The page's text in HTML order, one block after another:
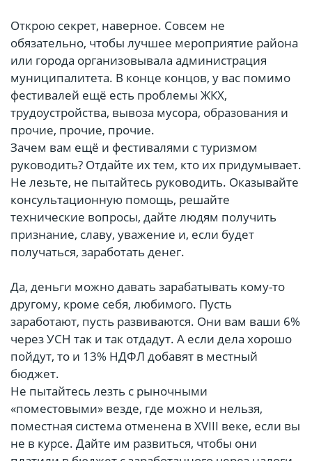
Открою секрет, наверное. Совсем не
обязательно, чтобы лучшее мероприятие района
или города организовывала администрация
муниципалитета. В конце концов, у вас помимо
фестивалей ещё есть проблемы ЖКХ,
трудоустройства, вывоза мусора, образования и
прочие, прочие, прочие.
Зачем вам ещё и фестивалями с туризмом
руководить? Отдайте их тем, кто их придумывает.
Не лезьте, не пытайтесь руководить. Оказывайте
консультационную помощь, решайте
технические вопросы, дайте людям получить
признание, славу, уважение и, если будет
получаться, заработать денег.
Да, деньги можно давать зарабатывать кому-то
другому, кроме себя, любимого. Пусть
заработают, пусть развиваются. Они вам ваши 6%
через УСН так и так отдадут. А если дела хорошо
пойдут, то и 13% НДФЛ добавят в местный
бюджет.
Не пытайтесь лезть с рыночными
«поместовыми» везде, где можно и нельзя,
поместная система отменена в XVIII веке, если вы
не в курсе. Дайте им развиться, чтобы они